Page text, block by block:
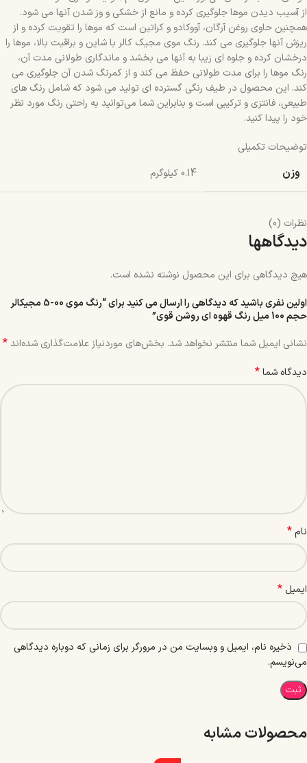
از آسیب دیدن موها جلوگیری کرده و مانع از خشکی و وز شدن آنها می‌ شود.
همچنین حاوی روغن آرگان، آووکادو و کراتین است که موها را تقویت کرده و از
ریزش آنها جلوگیری می‌ کند. رنگ موی مجیک کالر با شاین و براقیت بالا، موها را
درخشان کرده و جلوه‌ ای زیبا به آنها می‌ بخشد و ماندگاری طولانی مدت آن،
رنگ موها را برای مدت طولانی حفظ می‌ کند و از کمرنگ شدن آن جلوگیری می‌
کند. این محصول در طیف رنگی گسترده‌ ای تولید می‌ شود که شامل رنگ‌ های
طبیعی، فانتزی و ترکیبی است و بنابراین شما می‌توانید به راحتی رنگ مورد نظر
خود را پیدا کنید.
توضیحات تکمیلی
وزن 0.14 کیلوگرم
نظرات (0)
دیدگاهها
هیچ دیدگاهی برای این محصول نوشته نشده است.
اولین نفری باشید که دیدگاهی را ارسال می کنید برای “رنگ موی 00-5 مجیکالر
حجم 100 میل رنگ قهوه ای روشن قوی”
نشانی ایمیل شما منتشر نخواهد شد. بخش‌های موردنیاز علامت‌گذاری شده‌اند*
دیدگاه شما*
نام*
ایمیل *
ذخیره نام، ایمیل و وبسایت من در مرورگر برای زمانی که دوباره دیدگاهی
می‌نویسم.
محصولات مشابه